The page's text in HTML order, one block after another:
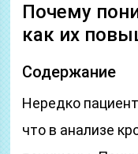
Почему
как их
Содержание
Нередко
что в анализе